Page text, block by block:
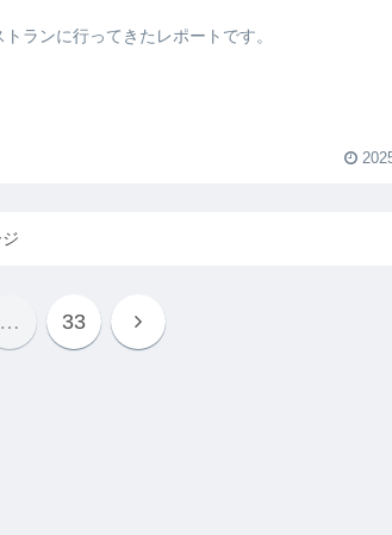
ランに行ってきたレポートです。
… 33